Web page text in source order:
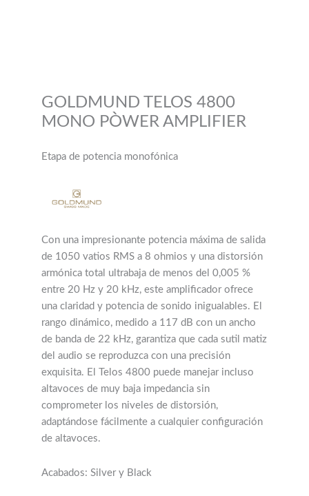
GOLDMUND TELOS 4800
MONO PÒWER AMPLIFIER
Etapa de potencia monofónica
Con una impresionante potencia máxima de salida
de 1050 vatios RMS a 8 ohmios y una distorsión
armónica total ultrabaja de menos del 0,005 %
entre 20 Hz y 20 kHz, este amplificador ofrece
una claridad y potencia de sonido inigualables. El
rango dinámico, medido a 117 dB con un ancho
de banda de 22 kHz, garantiza que cada sutil matiz
del audio se reproduzca con una precisión
exquisita. El Telos 4800 puede manejar incluso
altavoces de muy baja impedancia sin
comprometer los niveles de distorsión,
adaptándose fácilmente a cualquier configuración
de altavoces.
Acabados: Silver y Black